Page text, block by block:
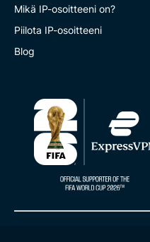
Mikä IP-osoitteeni on?
Piilota IP-osoitteeni
Blog